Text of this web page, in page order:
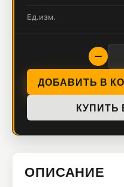
Ед.изм.
ДОБАВИТЬ В
КУПИТЬ
ОПИСАНИЕ